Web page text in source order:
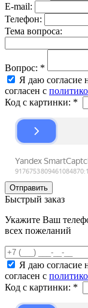
E-mail:
Телефон:
Тема вопроса:
Вопрос: *
Я даю согласие
согласен с
Код с картинки: *
Быстрый заказ
Укажите Ваш
всех пожеланий
Я даю согласие
согласен с
Код с картинки: *